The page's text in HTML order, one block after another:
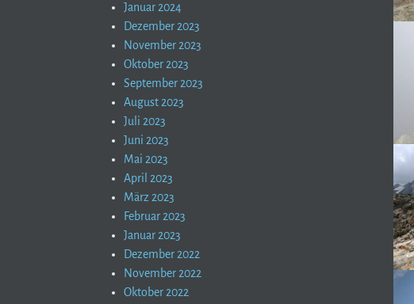
Januar 2024
Dezember 2023
November 2023
Oktober 2023
September 2023
August 2023
Juli 2023
Juni 2023
Mai 2023
April 2023
März 2023
Februar 2023
Januar 2023
Dezember 2022
November 2022
Oktober 2022